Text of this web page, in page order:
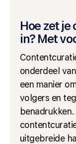
Hoe zet
in? Met
onderdeel
een manier
volgers en
uitgebreide